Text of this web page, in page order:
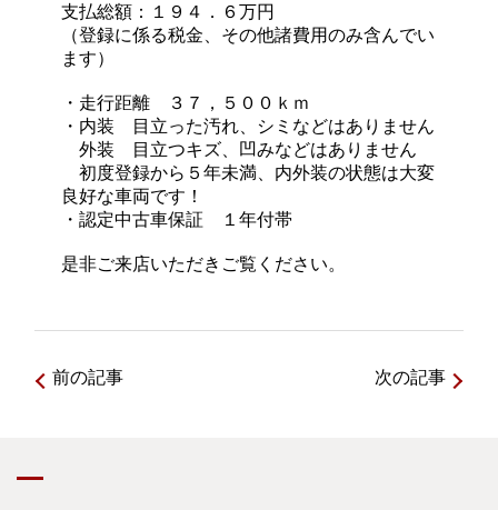
支払総額：１９４．６万円
（登録に係る税金、その他諸費用のみ含んでい
ます）
・走行距離 ３７，５００ｋｍ
・内装 目立った汚れ、シミなどはありません
外装 目立つキズ、凹みなどはありません
初度登録から５年未満、内外装の状態は大変
良好な車両です！
・認定中古車保証 １年付帯
是非ご来店いただきご覧ください。
前の記事 次の記事